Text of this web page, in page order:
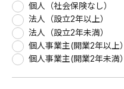
個人（社会保険なし）
法人（設立2年以上）
法人（設立2年未満）
個人事業主(開業2年以上）
個人事業主(開業2年未満）